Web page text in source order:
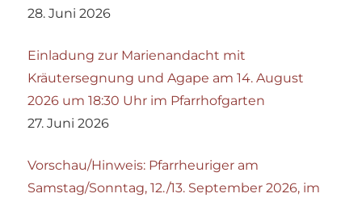
28. Juni 2026
Einladung zur Marienandacht mit
Kräutersegnung und Agape am 14. August
2026 um 18:30 Uhr im Pfarrhofgarten
27. Juni 2026
Vorschau/Hinweis: Pfarrheuriger am
Samstag/Sonntag, 12./13. September 2026, im